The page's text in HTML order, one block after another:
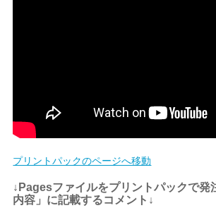
プリントパックのページへ移動
↓Pagesファイルをプリントパックで発
内容」に記載するコメント↓